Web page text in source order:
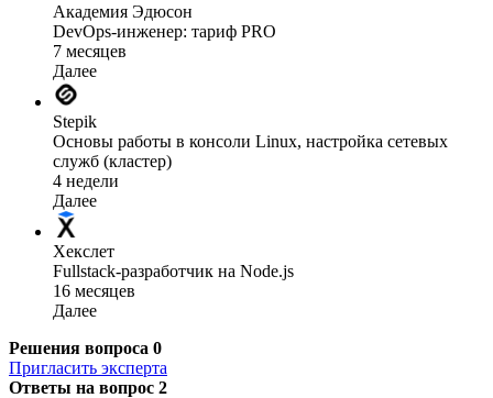
Академия Эдюсон
DevOps-инженер: тариф PRO
7 месяцев
Далее
Stepik
Основы работы в консоли Linux, настройка сетевых
служб (кластер)
4 недели
Далее
Хекслет
Fullstack-разработчик на Node.js
16 месяцев
Далее
Решения вопроса 0
Пригласить эксперта
Ответы на вопрос 2